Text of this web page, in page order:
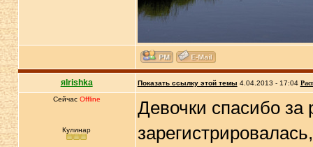
яIrishka Показать ссылку этой темы 4.04.2013 - 17:04
Сейчас Offline
Кулинар
Девочки спасибо за